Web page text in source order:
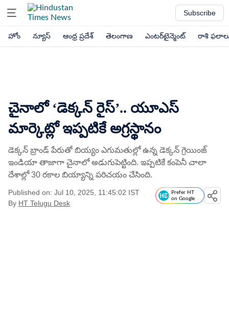
Subscribe
హోం న్యూస్ ఆంధ్ర ప్రదేశ్ తెలంగాణ ఎంటర్‌టైన్మెంట్ రాశి
చైనాలో ‘డెక్కన్‌ రైస్’.. యూఎస్
మార్కెట్లో ఇప్పటికే అగ్రస్థానం
డెక్కన్ బ్రాండ్ పేరుతో బియ్యం ఎగుమతుల్లో ఉన్న డెక్కన్‌ గ్రెయింజ్‌
ఇండియా తాజాగా చైనాలో అడుగుపెట్టింది. ఇప్పటికే కంపెనీ చాలా
దేశాల్లో 30 రకాల బియ్యాన్ని పరిచయం చేసింది.
Published on: Jul 10, 2025, 11:45:02 IST
By HT Telugu Desk
Prefer HT
on Google